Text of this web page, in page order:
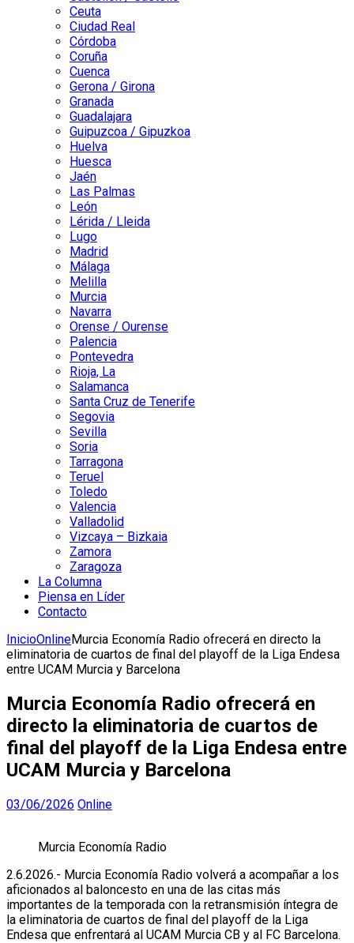
Ceuta
Ciudad Real
Córdoba
Coruña
Cuenca
Gerona / Girona
Granada
Guadalajara
Guipuzcoa / Gipuzkoa
Huelva
Huesca
Jaén
Las Palmas
León
Lérida / Lleida
Lugo
Madrid
Málaga
Melilla
Murcia
Navarra
Orense / Ourense
Palencia
Pontevedra
Rioja, La
Salamanca
Santa Cruz de Tenerife
Segovia
Sevilla
Soria
Tarragona
Teruel
Toledo
Valencia
Valladolid
Vizcaya – Bizkaia
Zamora
Zaragoza
La Columna
Piensa en Líder
Contacto
InicioOnlineMurcia Economía Radio ofrecerá en directo la
eliminatoria de cuartos de final del playoff de la Liga Endesa
entre UCAM Murcia y Barcelona
Murcia Economía Radio ofrecerá en
directo la eliminatoria de cuartos de
final del playoff de la Liga Endesa entre
UCAM Murcia y Barcelona
03/06/2026 Online
Murcia Economía Radio
2.6.2026.- Murcia Economía Radio volverá a acompañar a los
aficionados al baloncesto en una de las citas más
importantes de la temporada con la retransmisión íntegra de
la eliminatoria de cuartos de final del playoff de la Liga
Endesa que enfrentará al UCAM Murcia CB y al FC Barcelona.